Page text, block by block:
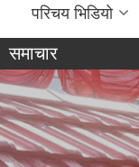
परिचय भिडियो
समाचार